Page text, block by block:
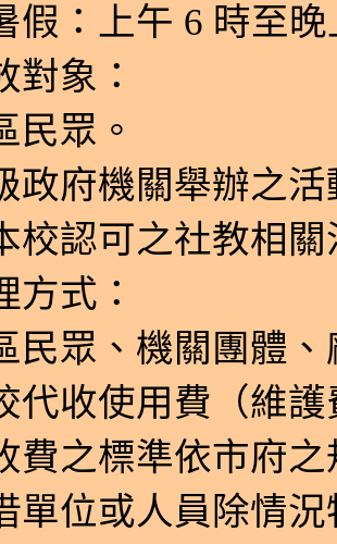
假：上午 6 時至晚
對象：
民眾。
政府機關舉辦之活
校認可之社教相關
方式：
民眾、機關團體
代收使用費（維
費之標準依市府
單位或人員除情